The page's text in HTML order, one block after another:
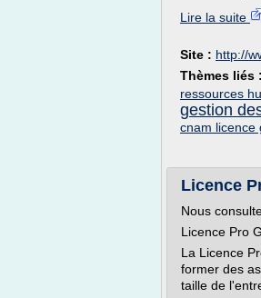
Lire la suite
Site : http://
Thèmes liés :
ressources
gestion
cnam licence
Licence
Nous
Licence Pro
La Licence
former des
taille de